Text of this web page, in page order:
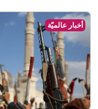
أخبار عالميّة